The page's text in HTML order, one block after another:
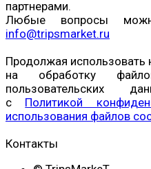
партнерами.
Любые вопросы
info@tripsmarket.ru
Продолжая использовать
на обработку
пользовательских
с Политикой
использования файлов
Контакты